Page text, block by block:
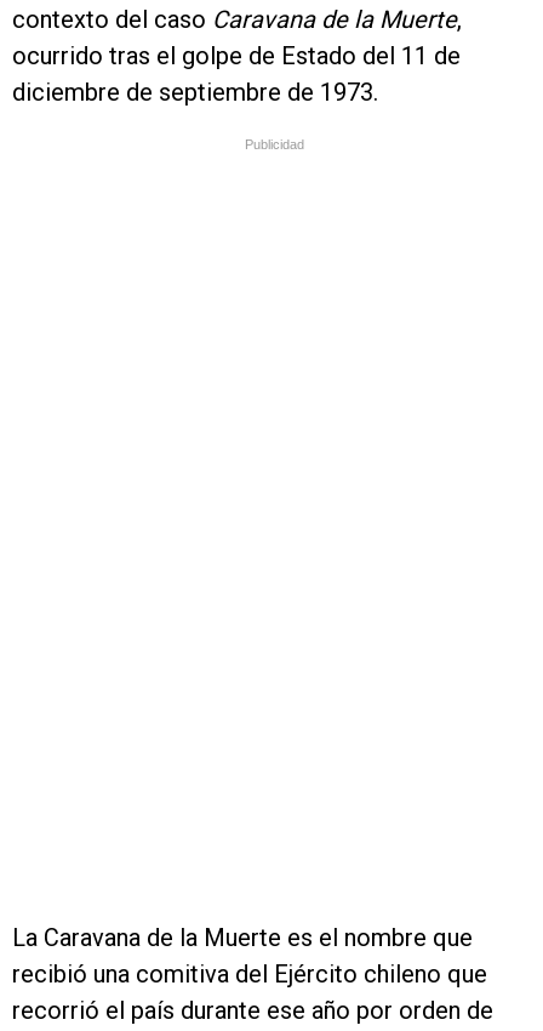
contexto del caso Caravana de la Muerte,
ocurrido tras el golpe de Estado del 11 de
diciembre de septiembre de 1973.
Publicidad
La Caravana de la Muerte es el nombre que
recibió una comitiva del Ejército chileno que
recorrió el país durante ese año por orden de